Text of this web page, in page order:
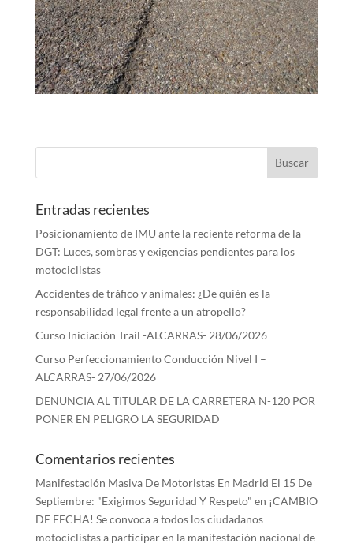
Entradas recientes
Posicionamiento de IMU ante la reciente reforma de la
DGT: Luces, sombras y exigencias pendientes para los
motociclistas
Accidentes de tráfico y animales: ¿De quién es la
responsabilidad legal frente a un atropello?
Curso Iniciación Trail -ALCARRAS- 28/06/2026
Curso Perfeccionamiento Conducción Nivel I –
ALCARRAS- 27/06/2026
DENUNCIA AL TITULAR DE LA CARRETERA N-120 POR
PONER EN PELIGRO LA SEGURIDAD
Comentarios recientes
Manifestación Masiva De Motoristas En Madrid El 15 De
Septiembre: "Exigimos Seguridad Y Respeto" en ¡CAMBIO
DE FECHA! Se convoca a todos los ciudadanos
motociclistas a participar en la manifestación nacional de